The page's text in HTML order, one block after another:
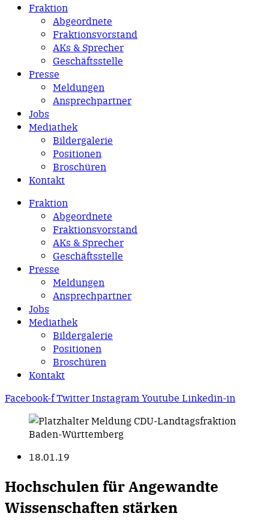
Fraktion
Abgeordnete
Fraktions­vorstand
AKs & Sprecher
Geschäftsstelle
Presse
Meldungen
Ansprechpartner
Jobs
Mediathek
Bildergalerie
Positionen
Broschüren
Kontakt
Fraktion
Abgeordnete
Fraktions­vorstand
AKs & Sprecher
Geschäftsstelle
Presse
Meldungen
Ansprechpartner
Jobs
Mediathek
Bildergalerie
Positionen
Broschüren
Kontakt
Facebook-fTwitterInstagram Youtube Linkedin-in
18.01.19
Hochschulen für Angewandte
Wissenschaften stärken